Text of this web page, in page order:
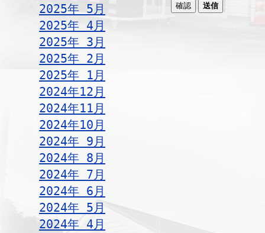
2025年 5月
2025年 4月
2025年 3月
2025年 2月
2025年 1月
2024年12月
2024年11月
2024年10月
2024年 9月
2024年 8月
2024年 7月
2024年 6月
2024年 5月
2024年 4月